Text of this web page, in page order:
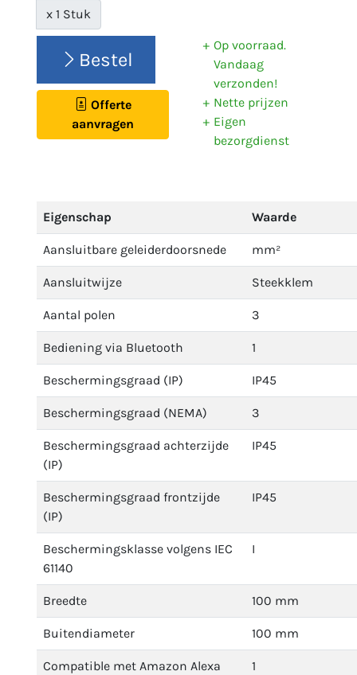
x 1 Stuk
Bestel
Offerte
aanvragen
Op voorraad.
Vandaag
verzonden!
Nette prijzen
Eigen
bezorgdienst
Eigenschap Waarde
Aansluitbare geleiderdoorsnede mm²
Aansluitwijze Steekklem
Aantal polen 3
Bediening via Bluetooth 1
Beschermingsgraad (IP) IP45
Beschermingsgraad (NEMA) 3
Beschermingsgraad achterzijde
(IP)
IP45
Beschermingsgraad frontzijde
(IP)
IP45
Beschermingsklasse volgens IEC
61140
I
Breedte 100 mm
Buitendiameter 100 mm
Compatible met Amazon Alexa 1